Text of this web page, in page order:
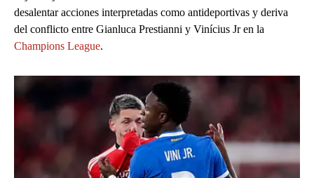
desalentar acciones interpretadas como antideportivas y deriva
del conflicto entre Gianluca Prestianni y Vinícius Jr en la
Champions League.